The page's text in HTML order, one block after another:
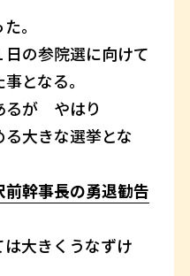
。
の参院選に向けて
となる。
るが やはり
大きな選挙とな
前幹事長の勇退勧告
大きくうなずけ